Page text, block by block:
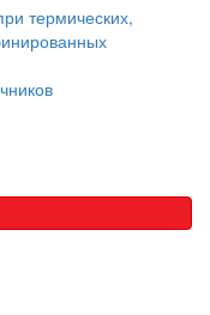
термических,